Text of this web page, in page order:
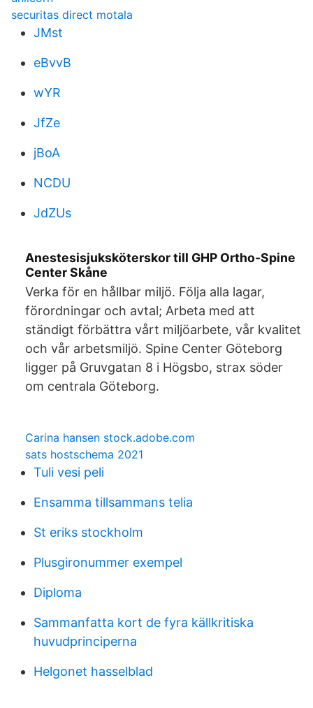
securitas direct motala
JMst
eBvvB
wYR
JfZe
jBoA
NCDU
JdZUs
Anestesisjuksköterskor till GHP Ortho-Spine
Center Skåne
Verka för en hållbar miljö. Följa alla lagar,
förordningar och avtal; Arbeta med att
ständigt förbättra vårt miljöarbete, vår kvalitet
och vår arbetsmiljö. Spine Center Göteborg
ligger på Gruvgatan 8 i Högsbo, strax söder
om centrala Göteborg.
Carina hansen stock.adobe.com
sats hostschema 2021
Tuli vesi peli
Ensamma tillsammans telia
St eriks stockholm
Plusgironummer exempel
Diploma
Sammanfatta kort de fyra källkritiska
huvudprinciperna
Helgonet hasselblad